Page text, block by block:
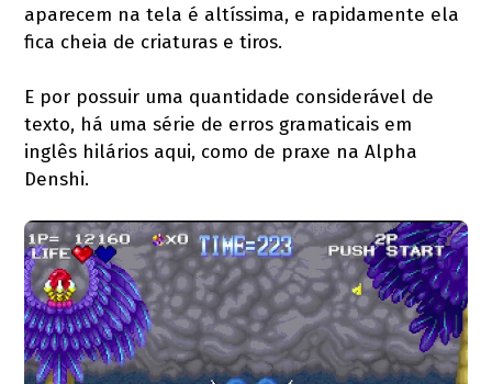
aparecem na tela é altíssima, e rapidamente ela
fica cheia de criaturas e tiros.
E por possuir uma quantidade considerável de
texto, há uma série de erros gramaticais em
inglês hilários aqui, como de praxe na Alpha
Denshi.